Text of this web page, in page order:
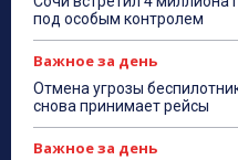
под особым контролем
Важное за день
Отмена угрозы
снова принимает рейсы
Важное за день